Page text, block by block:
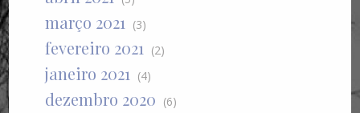
março 2021 (3)
fevereiro 2021 (2)
janeiro 2021 (4)
dezembro 2020 (6)